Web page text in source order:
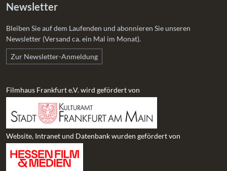
Newsletter
Bleiben Sie auf dem Laufenden und abonnieren Sie unseren
Newsletter (Versand ca. ein Mal im Monat).
Zur Newsletter-Anmeldung
Filmhaus Frankfurt e.V. wird gefördert von
Website, Intranet und Datenbank wurden gefördert von